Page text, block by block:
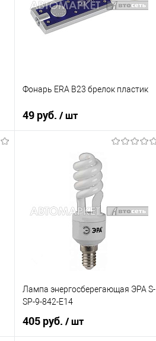
Фонарь ERA B23 брелок пластик
49 руб. / шт
Купить в 1 клик
Лампа энергосберегающая ЭРА S-
SP-9-842-E14
405 руб. / шт